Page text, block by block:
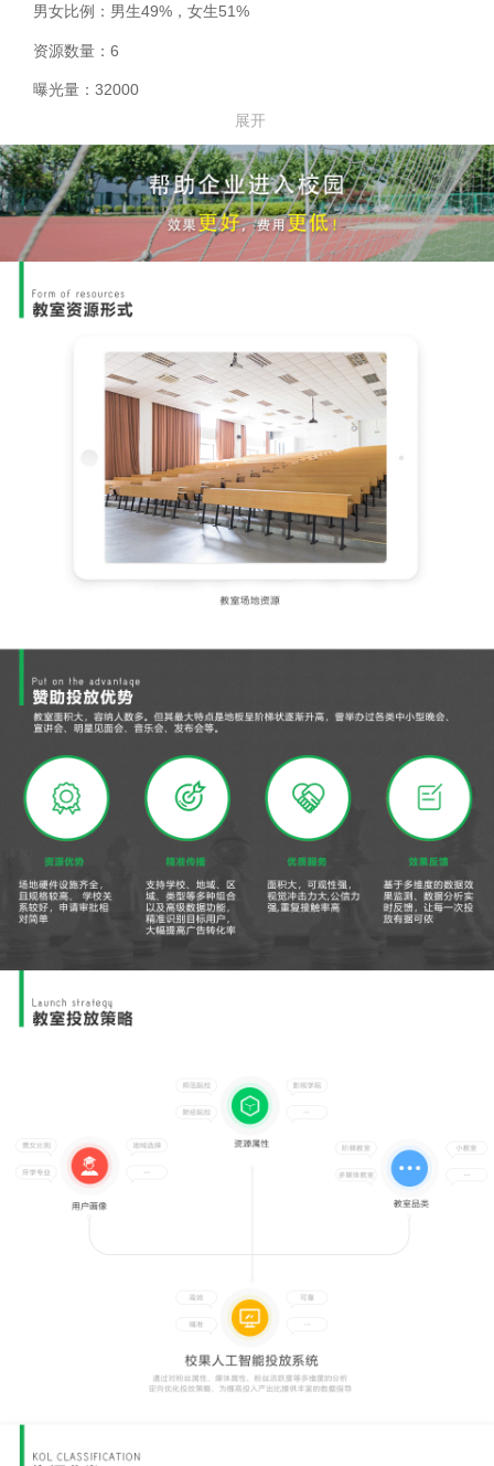
男女比例： 男生49%，女生51%
资源数量： 6
曝光量： 32000
展开